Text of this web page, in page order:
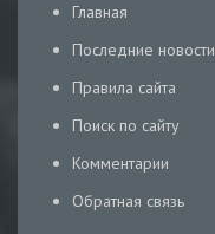
Главная
Последние новости
Правила сайта
Поиск по сайту
Комментарии
Обратная связь